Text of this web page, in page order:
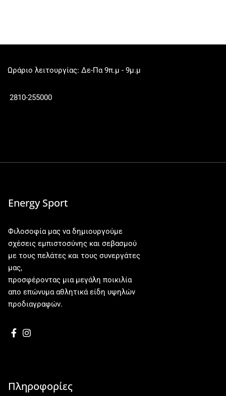
Ωράριο λειτουργίας: Δε-Πα 9π.μ - 9μ.μ
2810-255000
Energy Sport
Φιλοσοφία μας να δημιουργούμε
σχέσεις εμπιστοσύνης και σεβασμού
με τους πελάτες και τους συνεργάτες
μας,
προσφέροντας μια μεγάλη ποικιλία
απο επώνυμα αθλητικά είδη υψηλών
προδιαγραφών.
Πληροφορίες